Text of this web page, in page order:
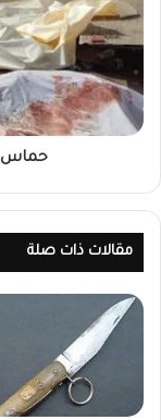
حماس
مقالات ذات صلة